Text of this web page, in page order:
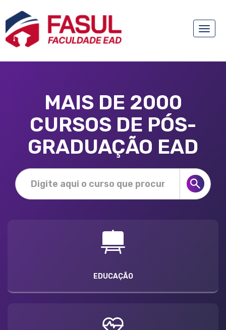
Toggle
MAIS DE 2000
CURSOS DE PÓS-
GRADUAÇÃO EAD
EDUCAÇÃO